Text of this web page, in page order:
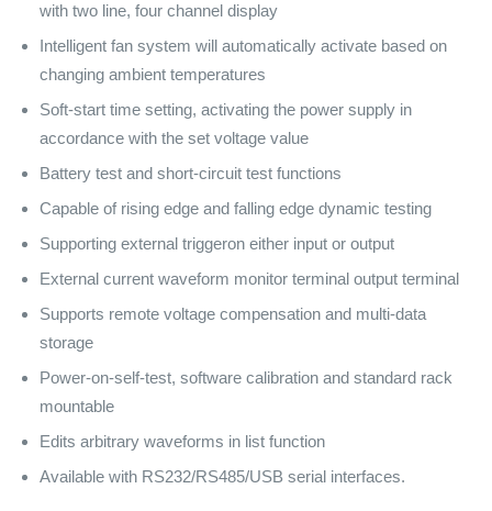
with two line, four channel display
Intelligent fan system will automatically activate based on
changing ambient temperatures
Soft-start time setting, activating the power supply in
accordance with the set voltage value
Battery test and short-circuit test functions
Capable of rising edge and falling edge dynamic testing
Supporting external triggeron either input or output
External current waveform monitor terminal output terminal
Supports remote voltage compensation and multi-data
storage
Power-on-self-test, software calibration and standard rack
mountable
Edits arbitrary waveforms in list function
Available with RS232/RS485/USB serial interfaces.